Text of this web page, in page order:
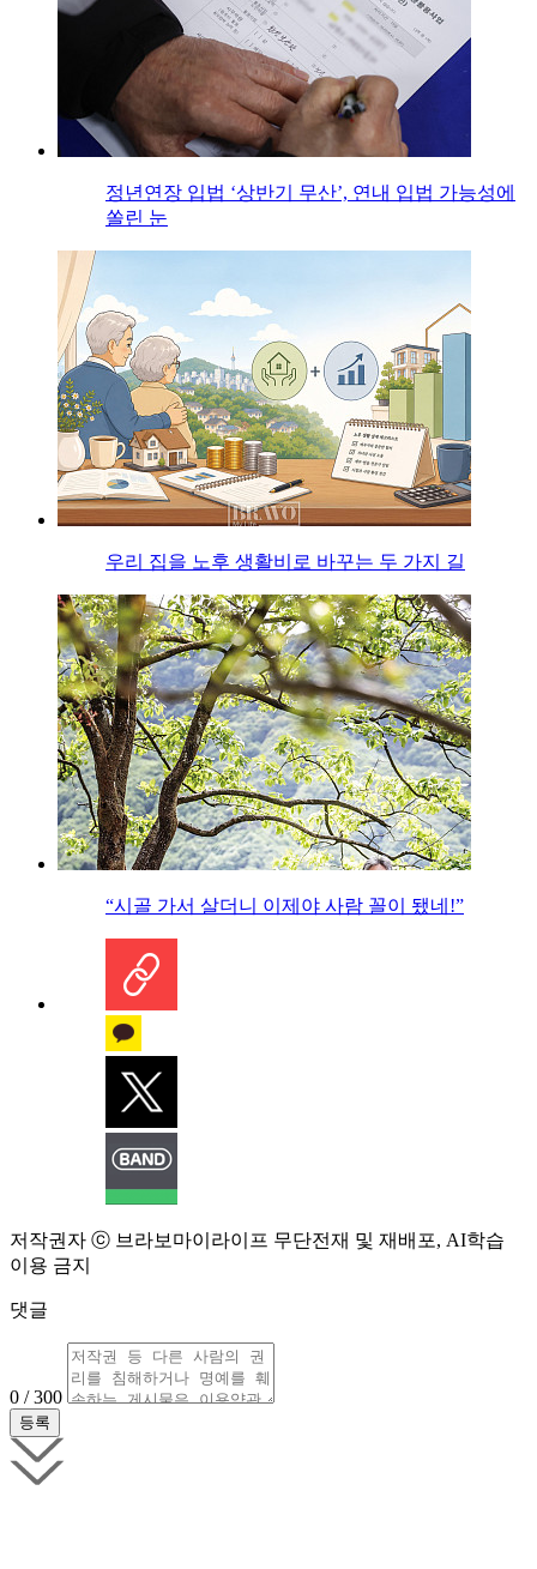
정년연장 입법 ‘상반기 무산’, 연내 입법 가능성에
쏠린 눈
우리 집을 노후 생활비로 바꾸는 두 가지 길
“시골 가서 살더니 이제야 사람 꼴이 됐네!”
저작권자 ⓒ 브라보마이라이프 무단전재 및 재배포, AI학습
이용 금지
댓글
0 / 300